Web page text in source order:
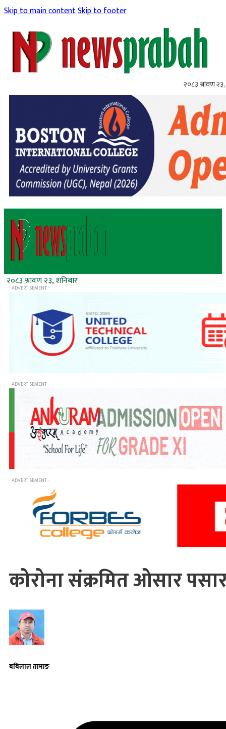
Skip to main contentSkip to footer
२०८३ श्रावण २३,
२०८३ श्रावण २३, शनिबार
- ADVERTISEMENT -
- ADVERTISEMENT -
- ADVERTISEMENT -
कोरोना संक्रमित ओसार
बबिलाल तामाङ